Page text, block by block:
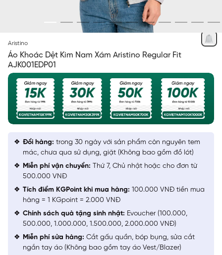
Aristino
Áo Khoác Dệt Kim Nam Xám Aristino Regular Fit
AJK001EDP01
Đổi hàng: trong 30 ngày với sản phẩm còn nguyên tem
mác, chưa qua sử dụng, giặt (Không bao gồm đồ lót)
Miễn phí vận chuyển: Thứ 7, Chủ nhật hoặc cho đơn từ
500.000 VNĐ
Tích điểm KGPoint khi mua hàng: 100.000 VNĐ tiền mua
hàng = 1 KGpoint = 2.000 VNĐ
Chính sách quà tặng sinh nhật: Evoucher (100.000,
500.000, 1.000.000, 1.500.000, 2.000.000 VNĐ)
Miễn phí sửa hàng: Cắt gấu quần, bóp bụng, sửa cắt
ngắn tay áo (Không bao gồm tay áo Vest/Blazer)